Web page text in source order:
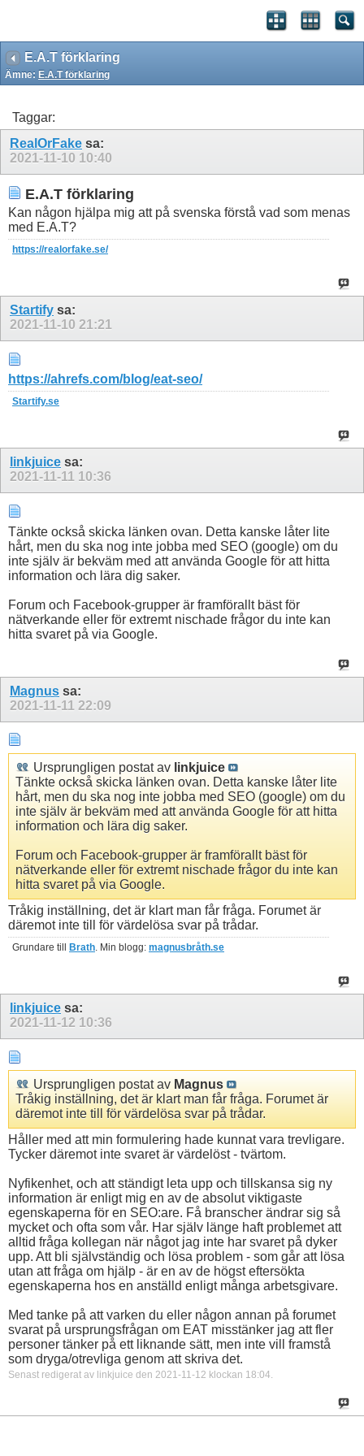
E.A.T förklaring
Ämne: E.A.T förklaring
Taggar:
RealOrFake sa:
2021-11-10 10:40
E.A.T förklaring
Kan någon hjälpa mig att på svenska förstå vad som menas
med E.A.T?
https://realorfake.se/
Startify sa:
2021-11-10 21:21
https://ahrefs.com/blog/eat-seo/
Startify.se
linkjuice sa:
2021-11-11 10:36
Tänkte också skicka länken ovan. Detta kanske låter lite
hårt, men du ska nog inte jobba med SEO (google) om du
inte själv är bekväm med att använda Google för att hitta
information och lära dig saker.
Forum och Facebook-grupper är framförallt bäst för
nätverkande eller för extremt nischade frågor du inte kan
hitta svaret på via Google.
Magnus sa:
2021-11-11 22:09
Ursprungligen postat av linkjuice
Tänkte också skicka länken ovan. Detta kanske låter lite
hårt, men du ska nog inte jobba med SEO (google) om du
inte själv är bekväm med att använda Google för att hitta
information och lära dig saker.
Forum och Facebook-grupper är framförallt bäst för
nätverkande eller för extremt nischade frågor du inte kan
hitta svaret på via Google.
Tråkig inställning, det är klart man får fråga. Forumet är
däremot inte till för värdelösa svar på trådar.
Grundare till Brath. Min blogg: magnusbråth.se
linkjuice sa:
2021-11-12 10:36
Ursprungligen postat av Magnus
Tråkig inställning, det är klart man får fråga. Forumet är
däremot inte till för värdelösa svar på trådar.
Håller med att min formulering hade kunnat vara trevligare.
Tycker däremot inte svaret är värdelöst - tvärtom.
Nyfikenhet, och att ständigt leta upp och tillskansa sig ny
information är enligt mig en av de absolut viktigaste
egenskaperna för en SEO:are. Få branscher ändrar sig så
mycket och ofta som vår. Har själv länge haft problemet att
alltid fråga kollegan när något jag inte har svaret på dyker
upp. Att bli självständig och lösa problem - som går att lösa
utan att fråga om hjälp - är en av de högst eftersökta
egenskaperna hos en anställd enligt många arbetsgivare.
Med tanke på att varken du eller någon annan på forumet
svarat på ursprungsfrågan om EAT misstänker jag att fler
personer tänker på ett liknande sätt, men inte vill framstå
som dryga/otrevliga genom att skriva det.
Senast redigerat av linkjuice den 2021-11-12 klockan 18:04.